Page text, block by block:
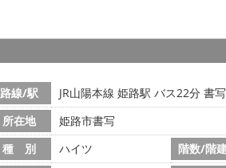
路線/駅
JR山陽本線 姫路駅 バス22分 書
所在地
姫路市書写
種 別
ハイツ 階数/階